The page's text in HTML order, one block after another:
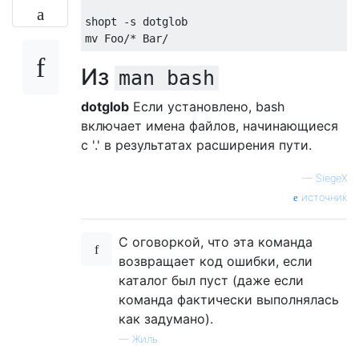
shopt -s dotglob
mv Foo/* Bar/
Из man bash
dotglob Если установлено, bash
включает имена файлов, начинающиеся
с '.' в результатах расширения пути.
— SiegeX
источник
С оговоркой, что эта команда
возвращает код ошибки, если
каталог был пуст (даже если
команда фактически выполнялась
как задумано).
— Жиль